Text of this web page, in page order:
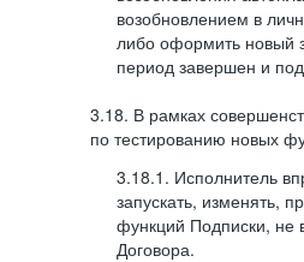
возобновлением в
либо оформить новый
период завершен и
3.18. В рамках
по тестированию новых
3.18.1. Исполнитель
запускать, изменять,
функций Подписки, не
Договора.